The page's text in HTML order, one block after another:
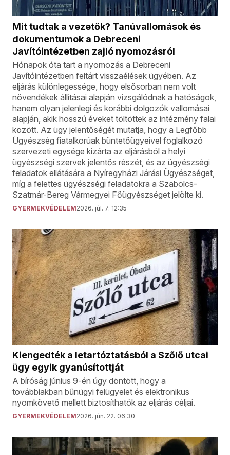
Mit tudtak a vezetők? Tanúvallomások és
dokumentumok a Debreceni
Javítóintézetben zajló nyomozásról
Hónapok óta tart a nyomozás a Debreceni
Javítóintézetben feltárt visszaélések ügyében. Az
eljárás különlegessége, hogy elsősorban nem volt
növendékek állításai alapján vizsgálódnak a hatóságok,
hanem olyan jelenlegi és korábbi dolgozók vallomásai
alapján, akik hosszú éveket töltöttek az intézmény falai
között. Az ügy jelentőségét mutatja, hogy a Legfőbb
Ügyészség fiatalkorúak büntetőügyeivel foglalkozó
szervezeti egysége kizárta az eljárásból a helyi
ügyészségi szervek jelentős részét, és az ügyészségi
feladatok ellátására a Nyíregyházi Járási Ügyészséget,
míg a felettes ügyészségi feladatokra a Szabolcs-
Szatmár-Bereg Vármegyei Főügyészséget jelölte ki.
GYERMEKVÉDELEM2026. júl. 7. 12:35
Kiengedték a letartóztatásból a Szőlő utcai
ügy egyik gyanúsítottját
A bíróság június 9-én úgy döntött, hogy a
továbbiakban bűnügyi felügyelet és elektronikus
nyomkövető mellett biztosíthatók az eljárás céljai.
GYERMEKVÉDELEM2026. jún. 22. 06:30